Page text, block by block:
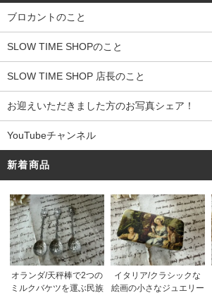
ブロカントのこと
SLOW TIME SHOPのこと
SLOW TIME SHOP 店長のこと
お迎えいただきました方のお写真シェア！
YouTubeチャンネル
新着商品
オランダ/天秤棒で2つの
ミルクバケツを運ぶ民族
イタリア/クラシックな
絵画の小さなジュエリー